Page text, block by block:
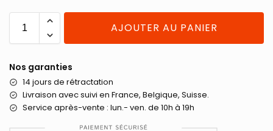
AJOUTER AU PANIER
Nos garanties
14 jours de rétractation
Livraison avec suivi en France, Belgique, Suisse.
Service après-vente : lun.- ven. de 10h à 19h